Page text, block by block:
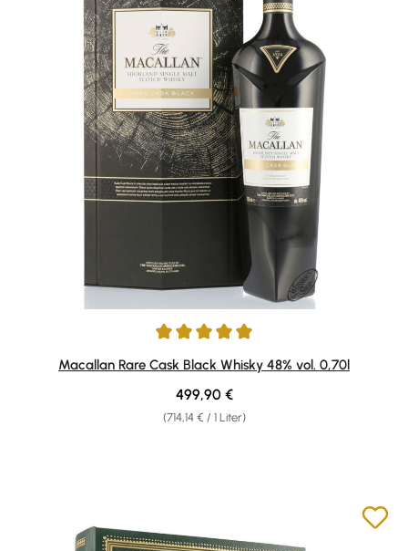
Durchschnittliche Bewertung von 5 von 5 Sternen
Macallan Rare Cask Black Whisky 48% vol. 0,70l
(714,14 € / 1 Liter)
Regulärer Preis:
499,90 €